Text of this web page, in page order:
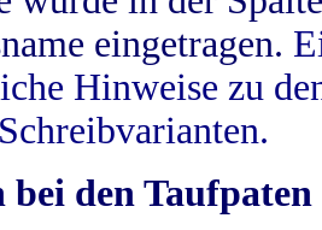
eingetragen.
Hinweise zu
bei den Taufpaten